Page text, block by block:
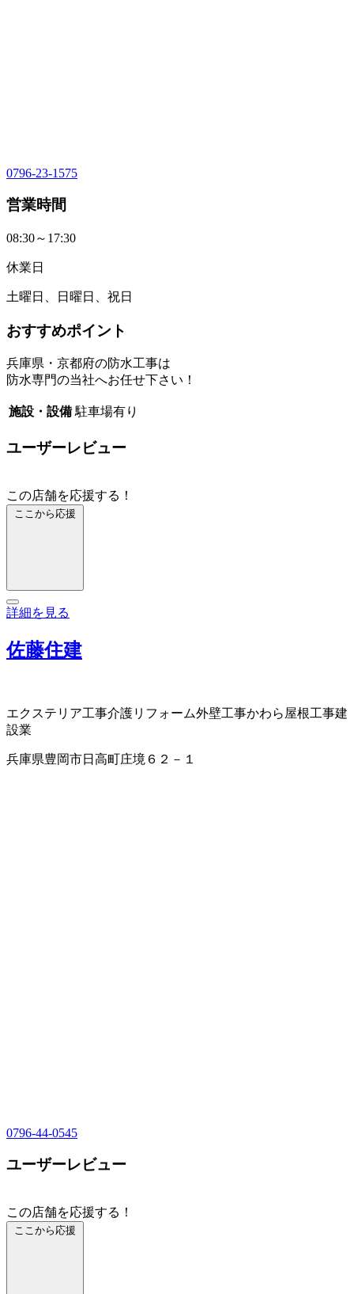
0796-23-1575
営業時間
08:30～17:30
休業日
土曜日、日曜日、祝日
おすすめポイント
兵庫県・京都府の防水工事は
防水専門の当社へお任せ下さい！
施設・設備 駐車場有り
ユーザーレビュー
この店舗を応援する！
ここから応援
詳細を見る
佐藤住建
エクステリア工事介護リフォーム外壁工事かわら屋根工事建
設業
兵庫県豊岡市日高町庄境６２－１
0796-44-0545
ユーザーレビュー
この店舗を応援する！
ここから応援